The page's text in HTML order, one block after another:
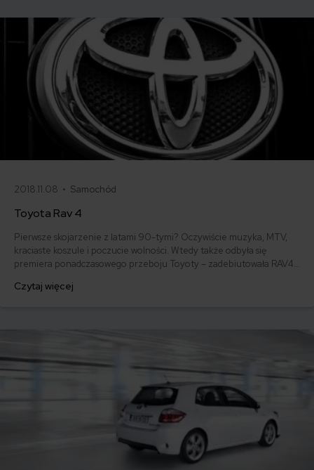
2018.11.08 • Samochód
Toyota Rav 4
Pierwsze skojarzenie z latami 90-tymi? Oczywiście muzyka, MTV,
kraciaste koszule i poczucie wolności. Wtedy także odbyła się
premiera ponadczasowego przeboju Toyoty – zadebiutowała RAV4.
jego cena i ile kosztuje ubezpieczenie OC.
Czytaj więcej